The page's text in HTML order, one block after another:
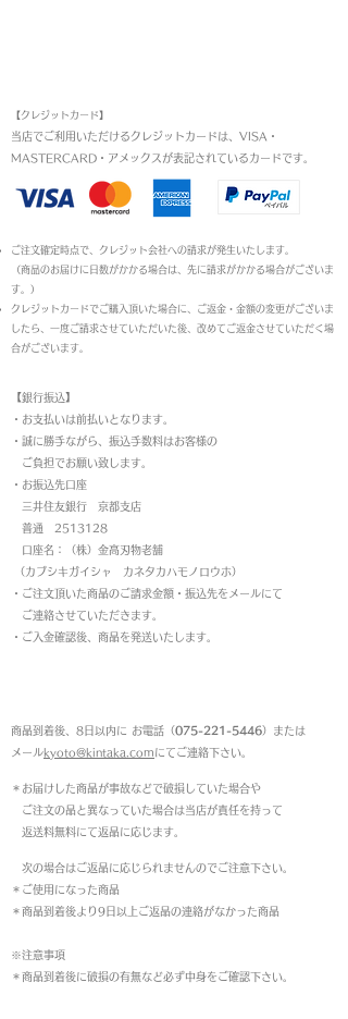
【クレジットカード】
当店でご利用いただけるクレジットカードは、VISA・
MASTERCARD・アメックスが表記されているカードです。​
ご注文確定時点で、クレジット会社への請求が発生いたします。
（商品のお届けに日数がかかる場合は、先に請求がかかる場合がございま
す。）
クレジットカードでご購入頂いた場合に、ご返金・金額の変更がございま
したら、一度ご請求させていただいた後、改めてご返金させていただく場
合がございます。
【銀行振込】
・お支払いは前払いとなります。
・ 誠に勝手ながら、振込手数料はお客様の
ご負担でお願い致します。
・お振込先口座
三井住友銀行 京都支店
普通 2513128
口座名：（株）金高刃物老舗
（カブシキガイシャ カネタカハモノロウホ）
・ご注文頂いた商品のご請求金額・振込先をメールにて
ご連絡させていただきます。
・ご入金確認後、商品を発送いたします。
商品到着後、8日以内に お電話（075-221-5446）または
メールkyoto@kintaka.com にてご連絡下さい。
＊お届けした商品が事故などで破損していた場合や
ご注文の品と異なっていた場合は当店が責任を持って
返送料無料にて返品に応じます。
次の場合はご返品に応じられませんのでご注意下さい。
＊ご使用になった商品
＊商品到着後より9日以上ご返品の連絡がなかった商品
※注意事項
＊商品到着後に破損の有無など必ず中身をご確認下さい。